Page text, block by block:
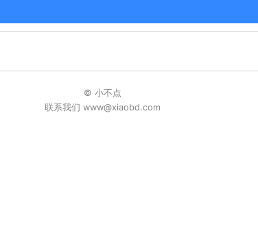
© 小不点
联系我们 www@xiaobd.com